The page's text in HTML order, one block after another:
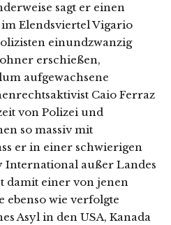
sagt er einen
Elendsviertel Vigario
einundzwanzig
erschießen,
aufgewachsene
Caio Ferraz
von Polizei und
so massiv mit
er in einer schwierigen
International außer Landes
damit einer von jenen
wie verfolgte
Asyl in den USA, Kanada